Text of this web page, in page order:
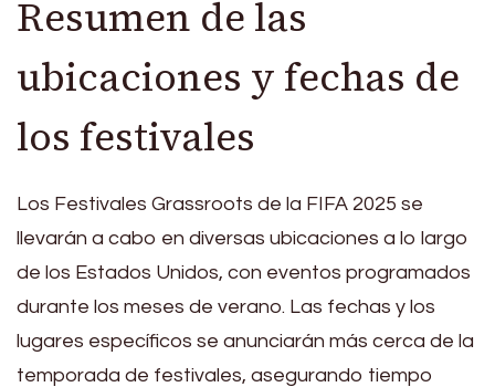
Resumen de las
ubicaciones y fechas de
los festivales
Los Festivales Grassroots de la FIFA 2025 se
llevarán a cabo en diversas ubicaciones a lo largo
de los Estados Unidos, con eventos programados
durante los meses de verano. Las fechas y los
lugares específicos se anunciarán más cerca de la
temporada de festivales, asegurando tiempo